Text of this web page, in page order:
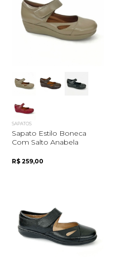
SAPATOS
Sapato Estilo Boneca
Com Salto Anabela
R$ 259,00